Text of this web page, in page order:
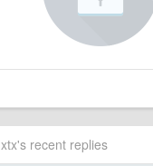
xtx's recent replies